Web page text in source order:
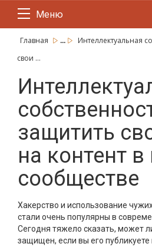
Меню
Главная ...
Интеллектуальная
свои ...
защитить
на контент в
сообществе
Хакерство и использование
стали очень популярны в
Сегодня тяжело сказать, может
защищен, если вы его публикуете